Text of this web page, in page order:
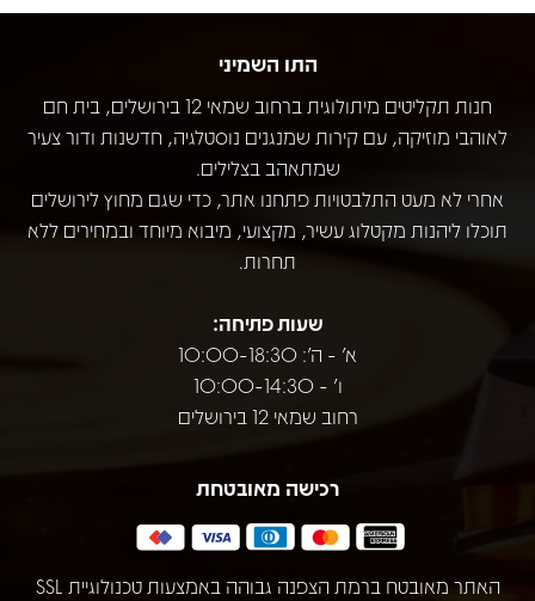
התו השמיני
חנות תקליטים מיתולוגית ברחוב שמאי 12 בירושלים, בית חם
לאוהבי מוזיקה, עם קירות שמנגנים נוסטלגיה, חדשנות ודור צעיר
שמתאהב בצלילים.
אחרי לא מעט התלבטויות פתחנו אתר, כדי שגם מחוץ לירושלים
תוכלו ליהנות מקטלוג עשיר, מקצועי, מיבוא מיוחד ובמחירים ללא
תחרות.
שעות פתיחה:
א' - ה': 10:00-18:30
ו' - 10:00-14:30
רחוב שמאי 12 בירושלים
רכישה מאובטחת
האתר מאובטח ברמת הצפנה גבוהה באמצעות טכנולוגיית SSL